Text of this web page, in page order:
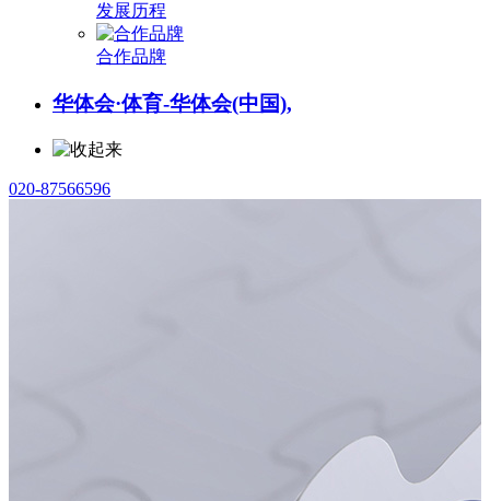
发展历程
合作品牌
华体会·体育-华体会(中国),
020-87566596